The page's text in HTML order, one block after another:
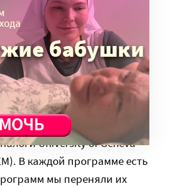
университетов и
(управлению НКО).
University —
University of Geneva —
В каждой программе есть
мы переняли их